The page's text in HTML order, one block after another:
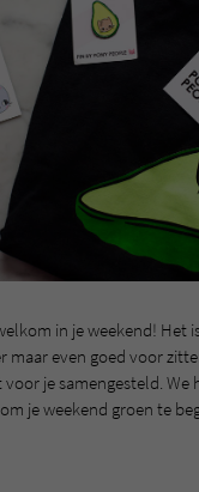
in je weekend! Het
maar even goed voor
je samengesteld.
je weekend groen te